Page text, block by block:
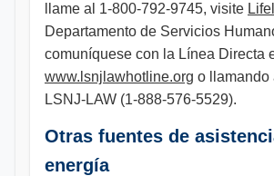
llame al 1-800-792-9745, visite
Departamento de Servicios
comuníquese con la Línea Directa
www.lsnjlawhotline.org o llamando
LSNJ-LAW (1-888-576-5529).
Otras fuentes de
energía